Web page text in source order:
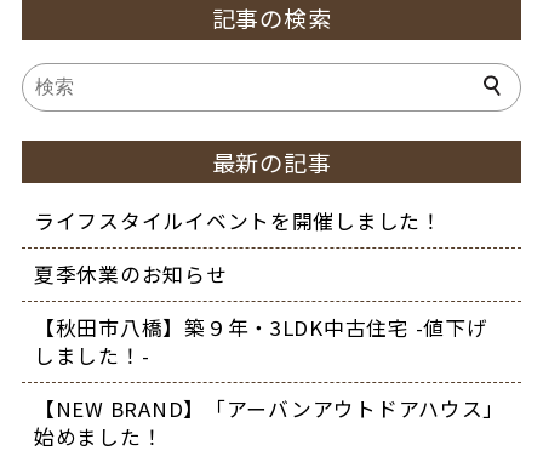
記事の検索
最新の記事
ライフスタイルイベントを開催しました！
夏季休業のお知らせ
【秋田市八橋】築９年・3LDK中古住宅 -値下げ
しました！-
【NEW BRAND】「アーバンアウトドアハウス」
始めました！